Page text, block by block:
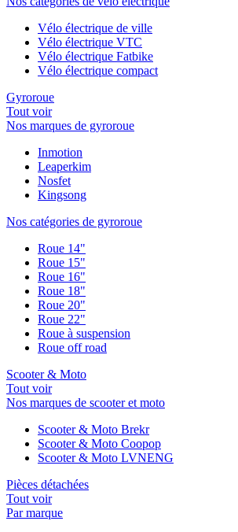
Vélo électrique de ville
Vélo électrique VTC
Vélo électrique Fatbike
Vélo électrique compact
Gyroroue
Tout voir
Nos marques de gyroroue
Inmotion
Leaperkim
Nosfet
Kingsong
Nos catégories de gyroroue
Roue 14"
Roue 15"
Roue 16"
Roue 18"
Roue 20"
Roue 22"
Roue à suspension
Roue off road
Scooter & Moto
Tout voir
Nos marques de scooter et moto
Scooter & Moto Brekr
Scooter & Moto Coopop
Scooter & Moto LVNENG
Pièces détachées
Tout voir
Par marque